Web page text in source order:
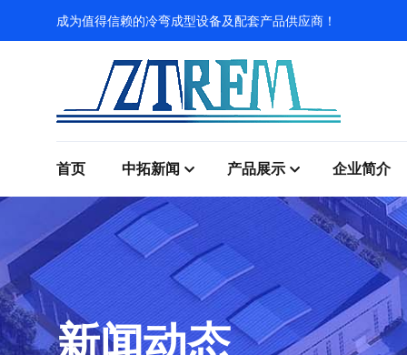
成为值得信赖的冷弯成型设备及配套产品供应商！
首页 中拓新闻 产品展示 企业简介
新闻动态